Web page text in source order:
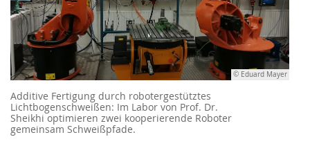
© Eduard Mayer
Additive Fertigung durch robotergestütztes
Lichtbogenschweißen: Im Labor von Prof. Dr.
Sheikhi optimieren zwei kooperierende Roboter
gemeinsam Schweißpfade.